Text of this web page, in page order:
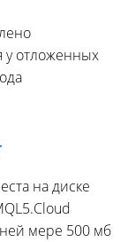
у отложенных
на диске
мере 500 мб